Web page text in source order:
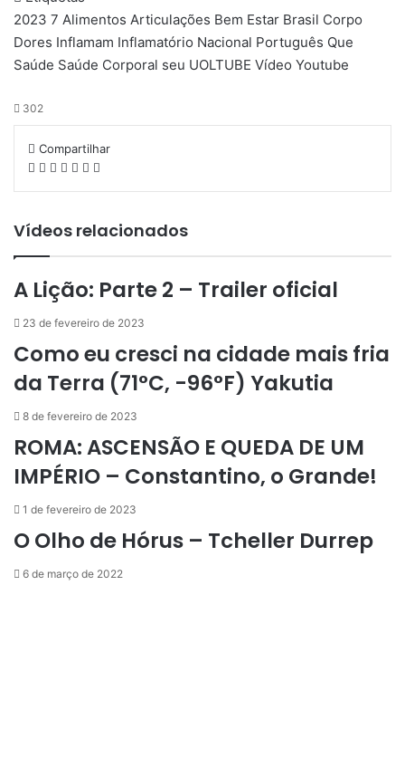
2023 7 Alimentos Articulações Bem Estar Brasil Corpo
Dores Inflamam Inflamatório Nacional Português Que
Saúde Saúde Corporal seu UOLTUBE Vídeo Youtube
302
Compartilhar
Facebook
X Messenger
Messenger
WhatsApp
Telegram
mail
Vídeos relacionados
A Lição: Parte 2 – Trailer oficial
23 de fevereiro de 2023
Como eu cresci na cidade mais fria
da Terra (71°C, -96°F) Yakutia
8 de fevereiro de 2023
ROMA: ASCENSÃO E QUEDA DE UM
IMPÉRIO – Constantino, o Grande!
1 de fevereiro de 2023
O Olho de Hórus – Tcheller Durrep
6 de março de 2022